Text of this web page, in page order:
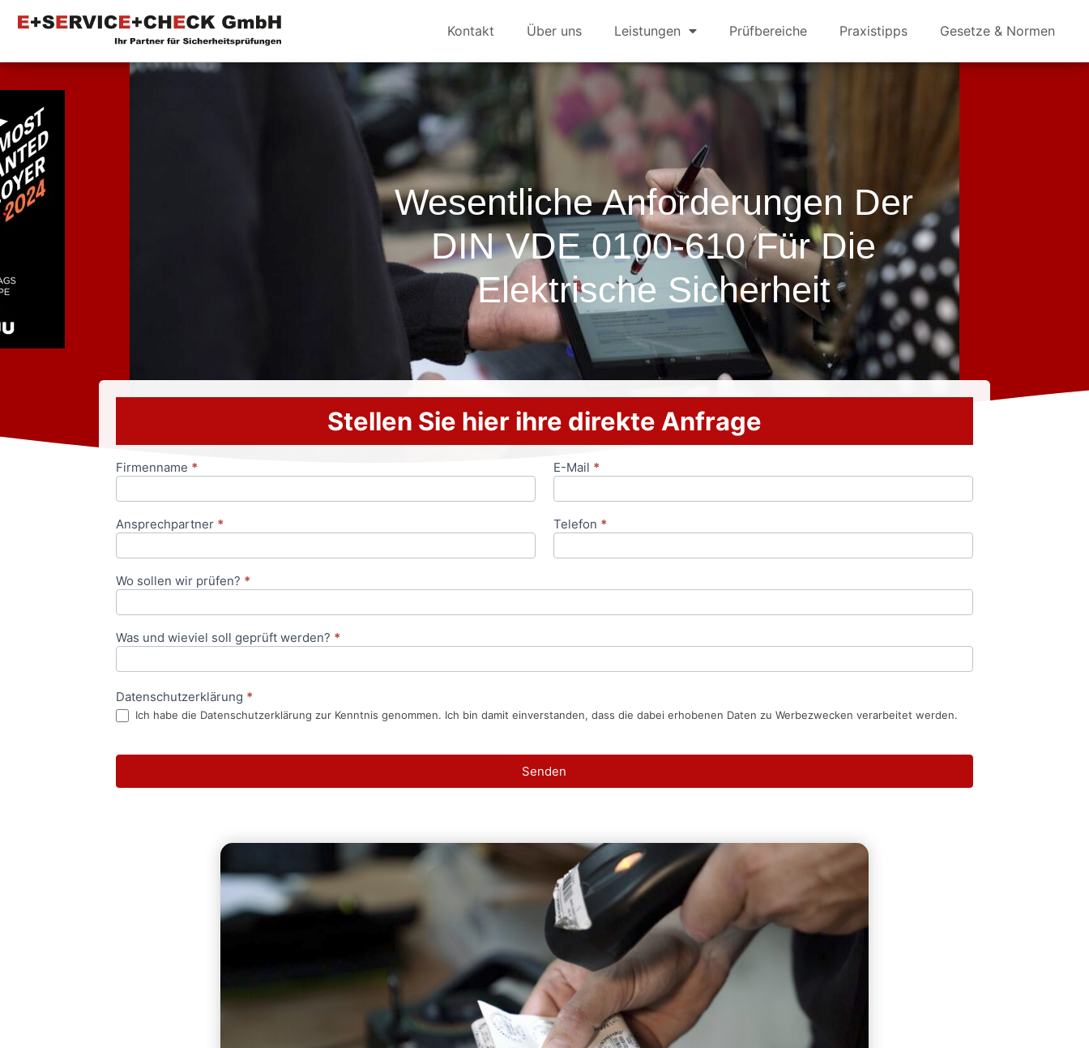
Kontakt Über uns Leistungen Prüfbereiche Praxistipps Gesetze & Normen
Wesentliche Anforderungen Der
DIN VDE 0100-610 Für Die
Elektrische Sicherheit
Stellen Sie hier ihre direkte Anfrage
Anfrageformular
Firmenname * E-Mail *
Ansprechpartner * Telefon *
Wo sollen wir prüfen? *
Was und wieviel soll geprüft werden? *
Datenschutzerklärung *
Ich habe die Datenschutzerklärung zur Kenntnis genommen. Ich bin damit einverstanden, dass die dabei erhobenen Daten zu Werbezwecken verarbeitet werden.
Senden